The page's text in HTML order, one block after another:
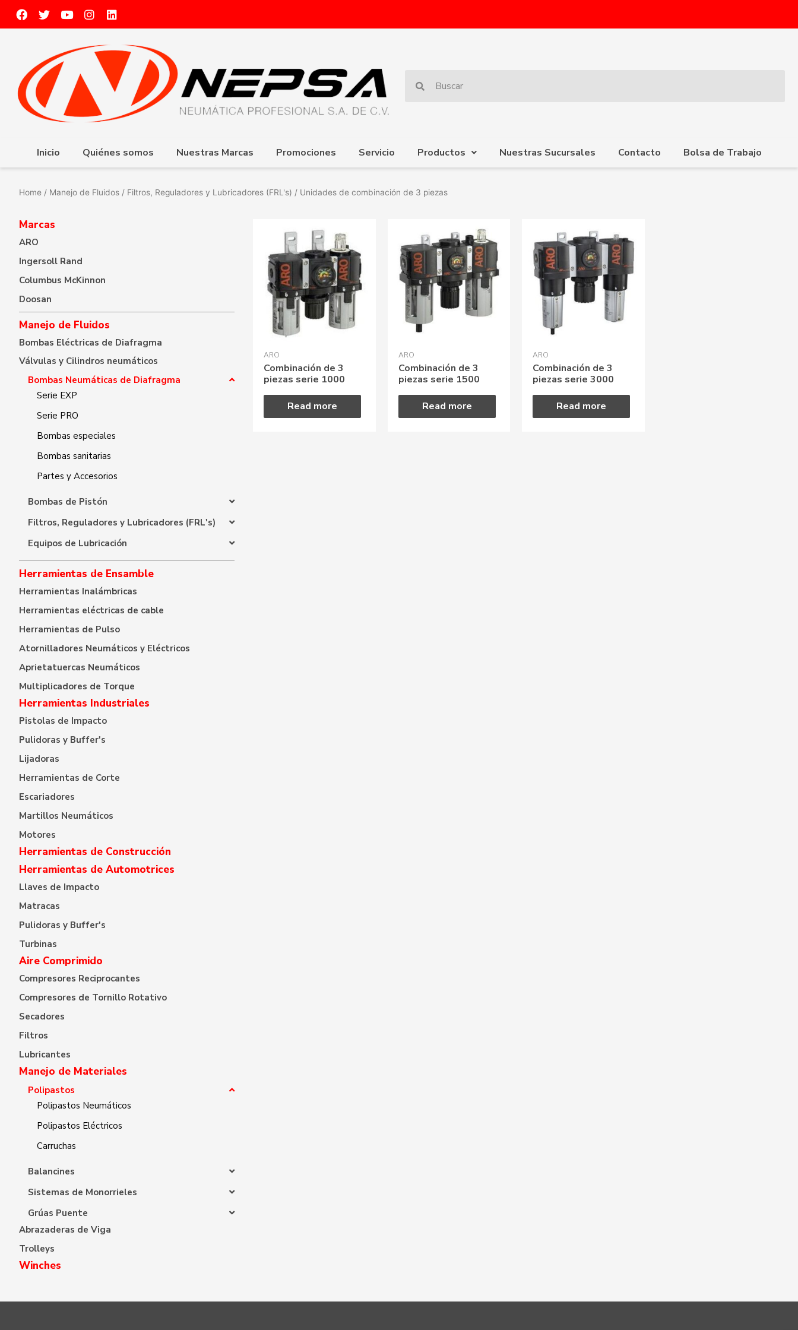
Inicio Quiénes somos Nuestras Marcas Promociones Servicio Productos Nuestras Sucursales Contacto Bolsa de Trabajo
Home / Manejo de Fluidos / Filtros, Reguladores y Lubricadores (FRL's) / Unidades de combinación de 3 piezas
Marcas
ARO
Ingersoll Rand
Columbus McKinnon
Doosan
Manejo de Fluidos
Bombas Eléctricas de Diafragma
Válvulas y Cilindros neumáticos
Bombas Neumáticas de Diafragma
Serie EXP
Serie PRO
Bombas especiales
Bombas sanitarias
Partes y Accesorios
Bombas de Pistón
Filtros, Reguladores y Lubricadores (FRL's)
Equipos de Lubricación
Herramientas de Ensamble
Herramientas Inalámbricas
Herramientas eléctricas de cable
Herramientas de Pulso
Atornilladores Neumáticos y Eléctricos
Aprietatuercas Neumáticos
Multiplicadores de Torque
Herramientas Industriales
Pistolas de Impacto
Pulidoras y Buffer's
Lijadoras
Herramientas de Corte
Escariadores
Martillos Neumáticos
Motores
Herramientas de Construcción
Herramientas de Automotrices
Llaves de Impacto
Matracas
Pulidoras y Buffer's
Turbinas
Aire Comprimido
Compresores Reciprocantes
Compresores de Tornillo Rotativo
Secadores
Filtros
Lubricantes
Manejo de Materiales
Polipastos
Polipastos Neumáticos
Polipastos Eléctricos
Carruchas
Balancines
Sistemas de Monorrieles
Grúas Puente
Abrazaderas de Viga
Trolleys
Winches
ARO
Combinación de 3
piezas serie 1000
Read more
ARO
Combinación de 3
piezas serie 1500
Read more
ARO
Combinación de 3
piezas serie 3000
Read more